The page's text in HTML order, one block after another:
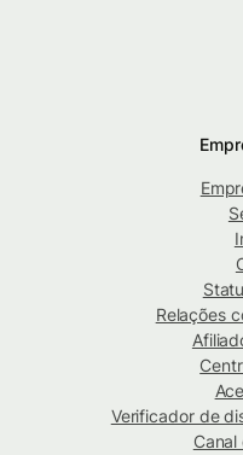
Relações
Verificador de